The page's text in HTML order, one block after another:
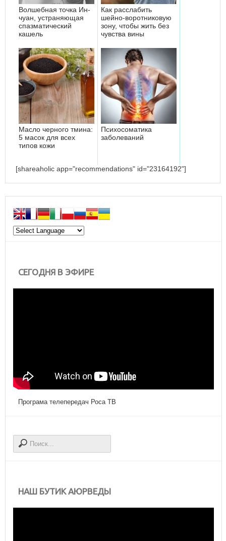
Волшебная точка Ин-
чуан, устраняющая
спазматический
кашель
Как расслабить
шейно-воротниковую
зону, чтобы жить без
чувства вины
Масло черного тмина:
5 масок для всех
типов кожи
Психосоматика
заболеваний
[shareaholic app="recommendations" id="23164192"]
СЕГОДНЯ В ЭФИРЕ
Програма телепередач Роса ТВ
НАШ БУТИК АЮРВЕДЫ